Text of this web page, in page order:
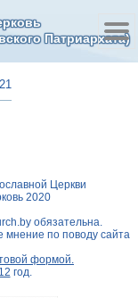
Патриархата)
Церкви
2020
обязательна.
мнение по поводу сайта
формой.
год.